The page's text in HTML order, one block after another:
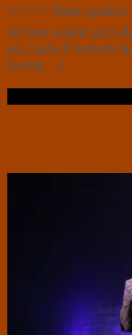
⭐⭐⭐⭐ Skønt
60’erne kaldte på
på Linda P bestemt
hvem[…]